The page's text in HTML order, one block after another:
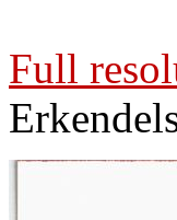
Full